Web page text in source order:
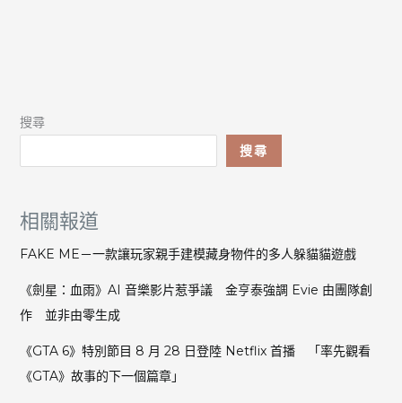
搜尋
搜尋
相關報道
FAKE ME－一款讓玩家親手建模藏身物件的多人躲貓貓遊戲
《劍星：血雨》AI 音樂影片惹爭議 金亨泰強調 Evie 由團隊創
作 並非由零生成
《GTA 6》特別節目 8 月 28 日登陸 Netflix 首播 「率先觀看
《GTA》故事的下一個篇章」